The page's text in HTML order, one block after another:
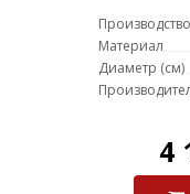
Производство
Материал
Диаметр (см)
4